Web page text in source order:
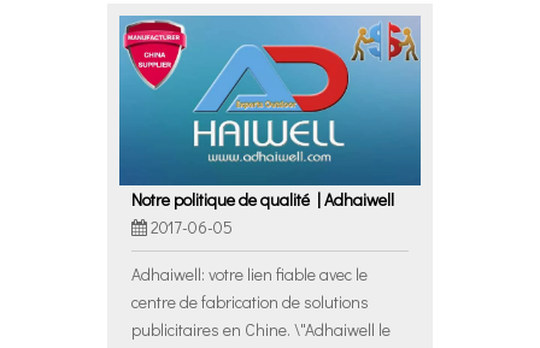
Notre politique de qualité | Adhaiwell
2017-06-05
Adhaiwell: votre lien fiable avec le
centre de fabrication de solutions
publicitaires en Chine. \"Adhaiwell le